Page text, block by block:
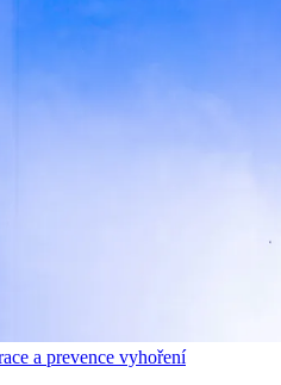
a prevence vyhoření